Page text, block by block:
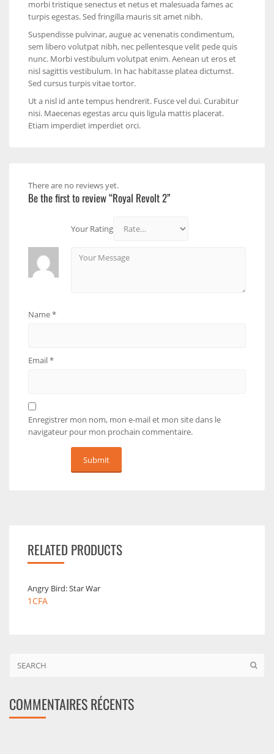
morbi tristique senectus et netus et malesuada fames ac
turpis egestas. Sed fringilla mauris sit amet nibh.
Suspendisse pulvinar, augue ac venenatis condimentum,
sem libero volutpat nibh, nec pellentesque velit pede quis
nunc. Morbi vestibulum volutpat enim. Aenean ut eros et
nisl sagittis vestibulum. In hac habitasse platea dictumst.
Sed cursus turpis vitae tortor.
Ut a nisl id ante tempus hendrerit. Fusce vel dui. Curabitur
nisi. Maecenas egestas arcu quis ligula mattis placerat.
Etiam imperdiet imperdiet orci.
There are no reviews yet.
Be the first to review “Royal Revolt 2”
Your Rating
Name*
Email*
Enregistrer mon nom, mon e-mail et mon site dans le
navigateur pour mon prochain commentaire.
RELATED PRODUCTS
Angry Bird: Star War
1CFA
COMMENTAIRES RÉCENTS